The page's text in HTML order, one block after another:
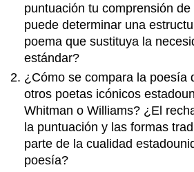
puntuación tu comprensión
puede determinar una
poema que sustituya la
estándar?
¿Cómo se compara la poesía
otros poetas icónicos
Whitman o Williams? ¿El
la puntuación y las formas
parte de la cualidad
poesía?